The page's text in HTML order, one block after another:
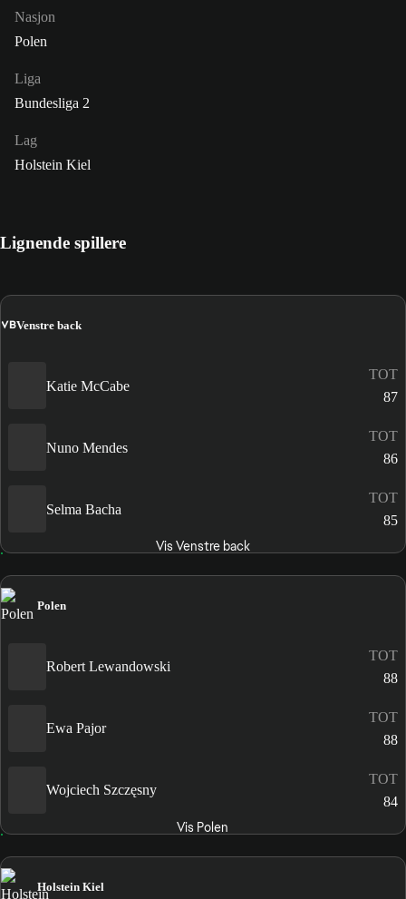
Nasjon
Polen
Liga
Bundesliga 2
Lag
Holstein Kiel
Lignende spillere
VBVenstre back
Katie McCabe
TOT
87
Nuno Mendes
TOT
86
Selma Bacha
TOT
85
Vis Venstre back
Polen
Robert Lewandowski
TOT
88
Ewa Pajor
TOT
88
Wojciech Szczęsny
TOT
84
Vis Polen
Holstein Kiel